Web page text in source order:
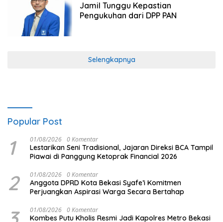
Jamil Tunggu Kepastian
Pengukuhan dari DPP PAN
Selengkapnya
Popular Post
1 01/08/2026 0 Komentar
Lestarikan Seni Tradisional, Jajaran Direksi BCA Tampil
Piawai di Panggung Ketoprak Financial 2026
2 01/08/2026 0 Komentar
Anggota DPRD Kota Bekasi Syafe’i Komitmen
Perjuangkan Aspirasi Warga Secara Bertahap
01/08/2026 0 Komentar
Kombes Putu Kholis Resmi Jadi Kapolres Metro Bekasi